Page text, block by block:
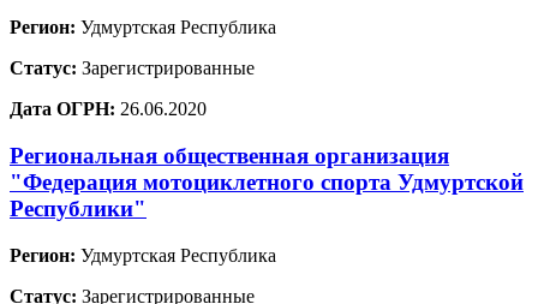
Регион: Удмуртская Республика
Статус: Зарегистрированные
Дата ОГРН: 26.06.2020
Региональная общественная организация
"Федерация мотоциклетного спорта Удмуртской
Республики"
Регион: Удмуртская Республика
Статус: Зарегистрированные